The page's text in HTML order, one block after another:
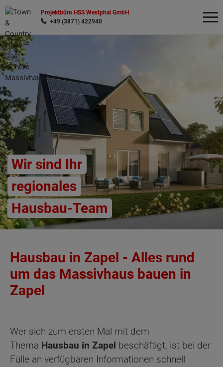
Projektbüro HSS Westphal GmbH
+49 (3871) 422940
Wir sind Ihr
regionales
Hausbau-Team
Hausbau in Zapel - Alles rund
um das Massivhaus bauen in
Zapel
Wer sich zum ersten Mal mit dem
Thema Hausbau in Zapel beschäftigt, ist bei der
Fülle an verfügbaren Informationen schnell
Wonach möchten Sie suchen?